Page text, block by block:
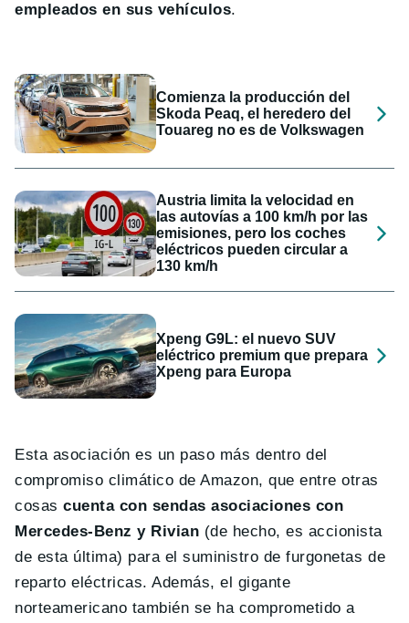
empleados en sus vehículos.
Comienza la producción del
Skoda Peaq, el heredero del
Touareg no es de Volkswagen
Austria limita la velocidad en
las autovías a 100 km/h por las
emisiones, pero los coches
eléctricos pueden circular a
130 km/h
Xpeng G9L: el nuevo SUV
eléctrico premium que prepara
Xpeng para Europa
Esta asociación es un paso más dentro del
compromiso climático de Amazon, que entre otras
cosascuenta con sendas asociaciones con
Mercedes-Benz y Rivian (de hecho, es accionista
de esta última) para el suministro de furgonetas de
reparto eléctricas. Además, el gigante
norteamericano también se ha comprometido a